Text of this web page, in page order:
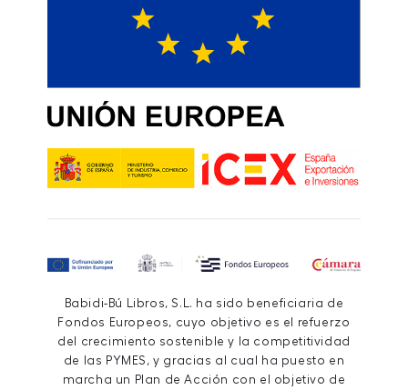
Babidi-Bú Libros, S.L. ha sido beneficiaria de
Fondos Europeos, cuyo objetivo es el refuerzo
del crecimiento sostenible y la competitividad
de las PYMES, y gracias al cual ha puesto en
marcha un Plan de Acción con el objetivo de